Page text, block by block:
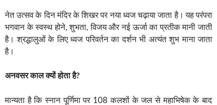
नेत उत्सव के दिन मंदिर के शिखर पर नया ध्वज चढ़ाया जाता है। यह परंपरा
भगवान के स्वस्थ होने, शुभता, विजय और नई ऊर्जा का प्रतीक मानी जाती
है। श्रद्धालुओं के लिए ध्वज परिवर्तन का दर्शन भी अत्यंत शुभ माना जाता
है।
अनवसर काल क्यों होता है?
मान्यता है कि स्नान पूर्णिमा पर 108 कलशों के जल से महाभिषेक के बाद